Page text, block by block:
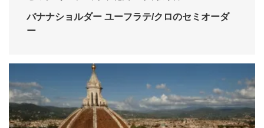
バナナショルダー ユーフラテ/クロのセミオーダ
ー